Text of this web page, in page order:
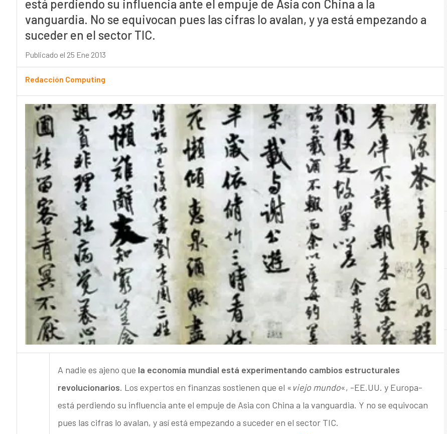
está perdiendo su influencia ante el empuje de Asia con China a la
vanguardia. No se equivocan pues las cifras lo avalan, y ya está empezando a
suceder en el sector TIC.
Publicado el 25 Ene 2013
Redacción Computing
A nadie es ajeno que la economía mundial está experimentando cambios estructurales
revolucionarios. Los expertos en finanzas sostienen que el « viejo mundo«, -EE.UU. y Europa-
está perdiendo su influencia ante el empuje de Asia con China a la vanguardia. Y no se equivocan
pues las cifras lo avalan, y así está empezando a suceder en el sector TIC.
A
Analistas